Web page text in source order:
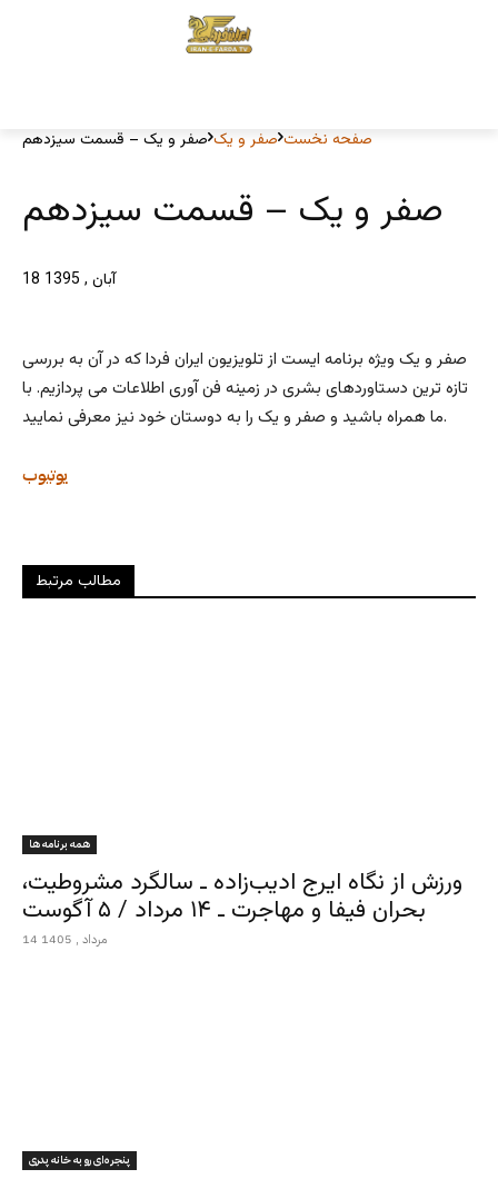
صفحه نخست صفر و یک صفر و یک – قسمت سیزدهم
صفر و یک – قسمت سیزدهم
18 آبان , 1395
صفر و یک ویژه برنامه ایست از تلویزیون ایران فردا که در آن به بررسی
تازه ترین دستاوردهای بشری در زمینه فن آوری اطلاعات می پردازیم. با
ما همراه باشید و صفر و یک را به دوستان خود نیز معرفی نمایید.
یوتیوب
مطالب مرتبط
همه برنامه ها
ورزش از نگاه ایرج ادیب‌زاده ـ سالگرد مشروطیت،
بحران فیفا و مهاجرت ـ ۱۴ مرداد / ۵ آگوست
14 مرداد , 1405
پنجره‌ای رو به خانه پدری